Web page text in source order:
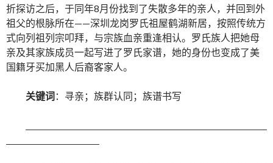
折探访之后，于同年8月份找到了失散多年的亲人，并回到外
祖父的根脉所在——深圳龙岗罗氏祖屋鹤湖新居，按照传统方
式向列祖列宗叩拜，与宗族血亲重逢相认。罗氏族人把她母
亲及其家族成员一起写进了罗氏家谱，她的身份也变成了美
国籍牙买加黑人后裔客家人。
关键词：寻亲；族群认同；族谱书写